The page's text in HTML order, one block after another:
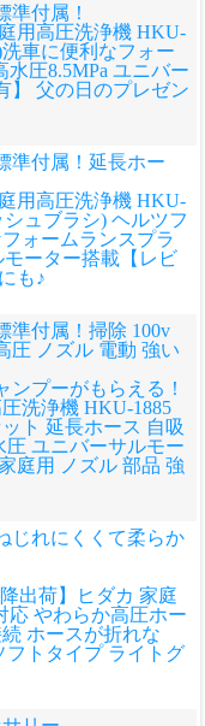
準付属！
用高圧洗浄機 HKU-
車に便利なフォー
水圧8.5MPa ユニバー
】 父の日のプレゼン
準付属！延長ホー
用高圧洗浄機 HKU-
ュブラシ) ヘルツフ
ォームランスプラ
モーター搭載【レビ
も♪
準付属！掃除 100v
圧 ノズル 電動 強い
ンプーがもらえる！
洗浄機 HKU-1885
ト 延長ホース 自吸
ユニバーサルモー
庭用 ノズル 部品 強
じれにくくて柔らか
出荷】ヒダカ 家庭
応 やわらか高圧ホー
ホースが折れな
フトタイプ ライトグ